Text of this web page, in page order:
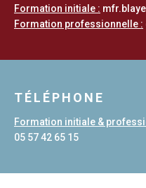
Formation initiale :
Formation professionnelle :
TÉLÉPHONE
Formation initiale &
05 57 42 65 15